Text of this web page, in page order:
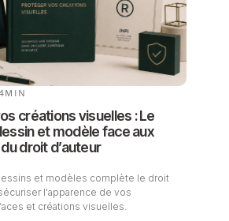
MIN
créations visuelles : Le
et modèle face aux
droit d’auteur
et modèles complète le droit
l'apparence de vos
et créations visuelles.